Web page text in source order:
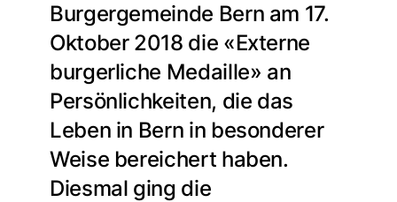
Burgergemeinde Bern am 17.
Oktober 2018 die «Externe
burgerliche Medaille» an
Persönlichkeiten, die das
Leben in Bern in besonderer
Weise bereichert haben.
Diesmal ging die